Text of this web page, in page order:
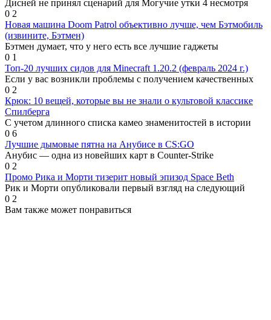
Дисней не принял сценарий для Могучие утки 4 несмотря
0 2
Новая машина Doom Patrol объективно лучше, чем Бэтмобиль
(извините, Бэтмен)
Бэтмен думает, что у него есть все лучшие гаджеты
0 1
Топ-20 лучших сидов для Minecraft 1.20.2 (февраль 2024 г.)
Если у вас возникли проблемы с получением качественных
0 2
Крюк: 10 вещей, которые вы не знали о культовой классике
Спилберга
С учетом длинного списка камео знаменитостей в истории
0 6
Лучшие дымовые пятна на Анубисе в CS:GO
Анубис — одна из новейших карт в Counter-Strike
0 2
Промо Рика и Морти тизерит новый эпизод Space Beth
Рик и Морти опубликовали первый взгляд на следующий
0 2
Вам также может понравиться